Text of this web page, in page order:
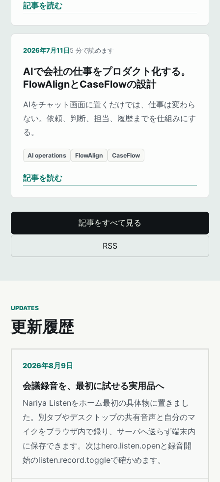
記事を読む
2026年7月11日5 分で読めます
AIで会社の仕事をプロダクト化する。
FlowAlignとCaseFlowの設計
AIをチャット画面に置くだけでは、仕事は変わら
ない。依頼、判断、担当、履歴までを仕組みにす
る。
AI operations FlowAlign CaseFlow
記事を読む
記事をすべて見る
RSS
UPDATES
更新履歴
2026年8月9日
会議録音を、最初に試せる実用品へ
Nariya Listenをホーム最初の具体物に置きまし
た。別タブやデスクトップの共有音声と自分のマ
イクをブラウザ内で録り、サーバへ送らず端末内
に保存できます。次はhero.listen.openと録音開
始のlisten.record.toggleで確かめます。